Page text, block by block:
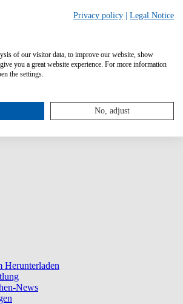
Herunterladen
News
Privacy policy Legal Notice
of our visitor data, to improve our website, show
you a great website experience. For more information
the settings.
No, adjust